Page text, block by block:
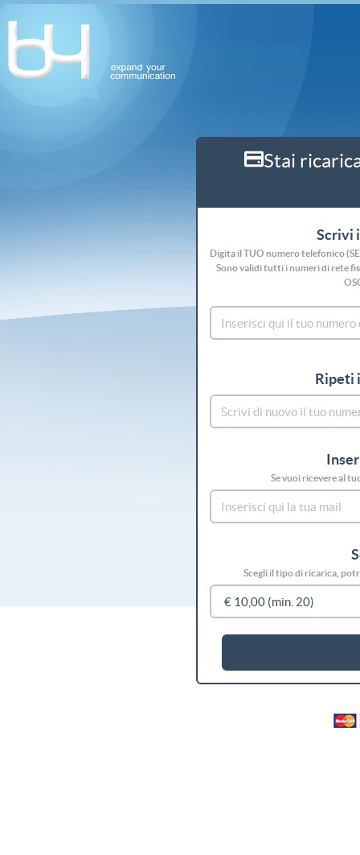
Stai
Scrivi
Digita il TUO numero telefonico
Sono validi tutti i numeri di rete
Ripeti
Se vuoi ricevere al
Scegli il tipo di ricarica,